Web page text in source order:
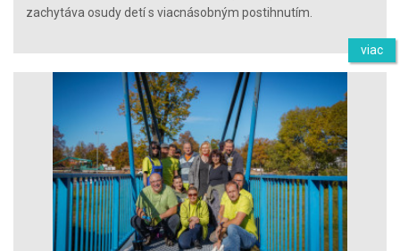
zachytáva osudy detí s viacnásobným postihnutím.
viac